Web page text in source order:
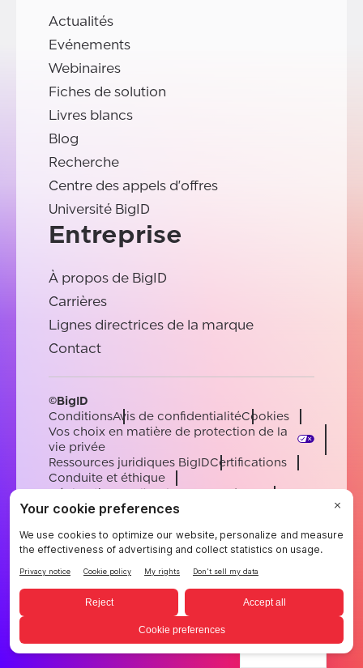
Actualités
Evénements
Webinaires
Fiches de solution
Livres blancs
Blog
Recherche
Centre des appels d'offres
Université BigID
Entreprise
À propos de BigID
Carrières
Lignes directrices de la marque
Contact
©BigID
ConditionsAvis de confidentialitéCookies
Vos choix en matière de protection de la
vie privée
Ressources juridiques BigIDCertifications
Conduite et éthique
Déclaration sur l'esclavage moderne
Sous-processeursSoutien
EnglishGermanFrenchSpanishPortuguese
French